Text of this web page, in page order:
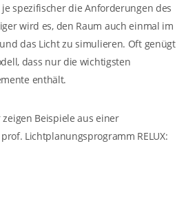
spezifischer die Anforderungen des
wird es, den Raum auch einmal im
das Licht zu simulieren. Oft genügt
dass nur die wichtigsten
enthält.
Beispiele aus einer
Lichtplanungsprogramm RELUX: